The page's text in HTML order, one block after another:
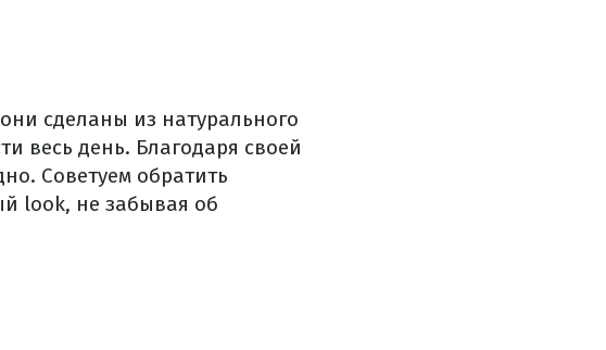
сделаны из натурального
весь день. Благодаря своей
Советуем обратить
look, не забывая об